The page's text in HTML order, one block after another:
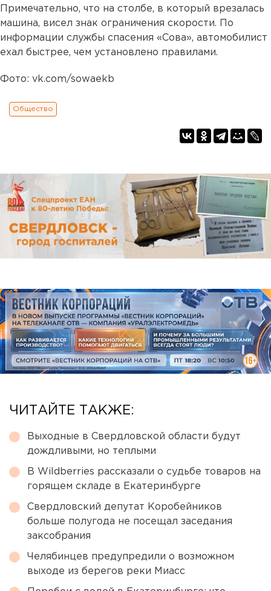
Примечательно, что на столбе, в который врезалась
машина, висел знак ограничения скорости. По
информации службы спасения «Сова», автомобилист
ехал быстрее, чем установлено правилами.
Фото: vk.com/sowaekb
Общество
ЧИТАЙТЕ ТАКЖЕ:
Выходные в Свердловской области будут
дождливыми, но теплыми
В Wildberries рассказали о судьбе товаров на
горящем складе в Екатеринбурге
Свердловский депутат Коробейников
больше полугода не посещал заседания
заксобрания
Челябинцев предупредили о возможном
выходе из берегов реки Миасс